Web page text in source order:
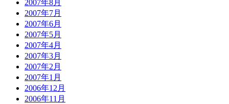
2007年8月
2007年7月
2007年6月
2007年5月
2007年4月
2007年3月
2007年2月
2007年1月
2006年12月
2006年11月